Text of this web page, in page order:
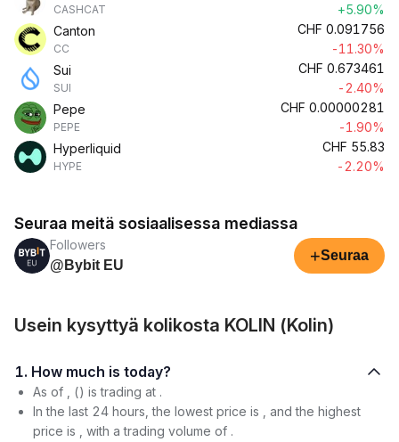
CASHCAT
+5.90%
Canton
CC
CHF 0.091756
-11.30%
Sui
SUI
CHF 0.673461
-2.40%
Pepe
PEPE
CHF 0.00000281
-1.90%
Hyperliquid
HYPE
CHF 55.83
-2.20%
Seuraa meitä sosiaalisessa mediassa
Followers
@Bybit EU
+Seuraa
Usein kysyttyä kolikosta KOLIN (Kolin)
1. How much is today?
As of , () is trading at .
In the last 24 hours, the lowest price is , and the highest
price is , with a trading volume of .